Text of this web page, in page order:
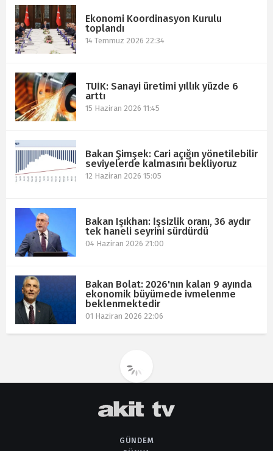
Ekonomi Koordinasyon Kurulu
toplandı
14 Temmuz 2026 22:34
TÜİK: Sanayi üretimi yıllık yüzde 6
arttı
15 Haziran 2026 11:45
Bakan Şimşek: Cari açığın yönetilebilir
seviyelerde kalmasını bekliyoruz
12 Haziran 2026 15:05
Bakan Işıkhan: İşsizlik oranı, 36 aydır
tek haneli seyrini sürdürdü
04 Haziran 2026 21:00
Bakan Bolat: 2026'nın kalan 9 ayında
ekonomik büyümede ivmelenme
beklenmektedir
01 Haziran 2026 22:06
GÜNDEM